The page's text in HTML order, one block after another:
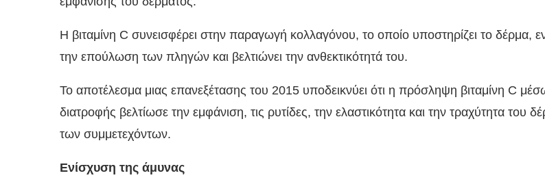
Η βιταμίνη C συνεισφέρει στην παραγωγή κολλαγόνου, το οποίο υποστηρίζει το δέρμα,
την επούλωση των πληγών και βελτιώνει την ανθεκτικότητά του.
Το αποτέλεσμα μιας επανεξέτασης του 2015 υποδεικνύει ότι η πρόσληψη βιταμίνη C
διατροφής βελτίωσε την εμφάνιση, τις ρυτίδες, την ελαστικότητα και την τραχύτητα του
των συμμετεχόντων.
Ενίσχυση της άμυνας